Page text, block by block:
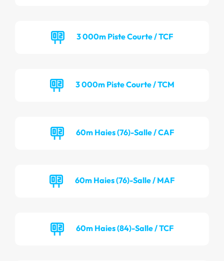
3 000m Piste Courte / TCF
3 000m Piste Courte / TCM
60m Haies (76)-Salle / CAF
60m Haies (76)-Salle / MAF
60m Haies (84)-Salle / TCF